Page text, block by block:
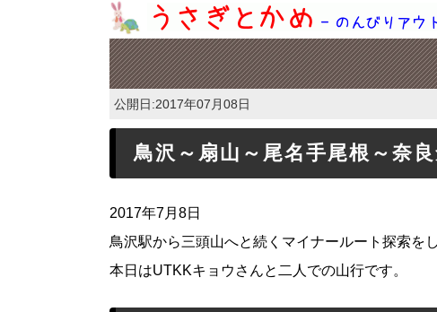
公開日:2017年07月08日
鳥沢～扇山～尾名手尾根～奈
2017年7月8日
鳥沢駅から三頭山へと続くマイナールート探索を
本日はUTKKキョウさんと二人での山行です。